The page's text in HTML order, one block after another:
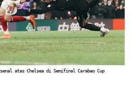
atas Chelsea di Semifinal Carabao Cup